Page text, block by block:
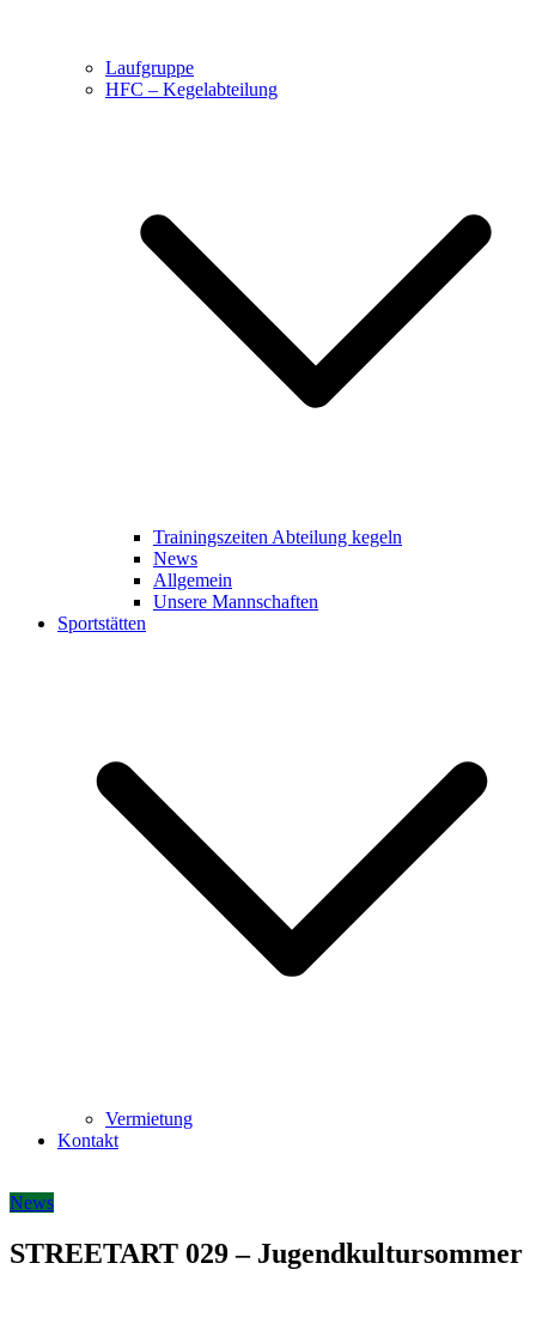
Laufgruppe
HFC – Kegelabteilung
Trainingszeiten Abteilung kegeln
News
Allgemein
Unsere Mannschaften
Sportstätten
Vermietung
Kontakt
News
STREETART 029 – Jugendkultursommer